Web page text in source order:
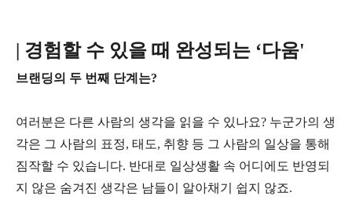
| 경험할 수 있을 때 완성되는 ‘다움'
브랜딩의 두 번째 단계는?
여러분은 다른 사람의 생각을 읽을 수 있나요? 누군가의 생
각은 그 사람의 표정, 태도, 취향 등 그 사람의 일상을 통해
짐작할 수 있습니다. 반대로 일상생활 속 어디에도 반영되
지 않은 숨겨진 생각은 남들이 알아채기 쉽지 않죠.